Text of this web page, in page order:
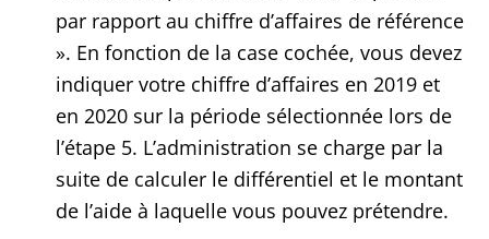
par rapport au chiffre d’affaires de référence
». En fonction de la case cochée, vous devez
indiquer votre chiffre d’affaires en 2019 et
en 2020 sur la période sélectionnée lors de
l’étape 5. L’administration se charge par la
suite de calculer le différentiel et le montant
de l’aide à laquelle vous pouvez prétendre.